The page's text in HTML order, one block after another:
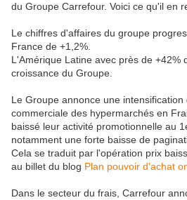
du Groupe Carrefour. Voici ce qu'il en
Le chiffres d'affaires du groupe
France de +1,2%.
L'Amérique Latine avec près de +42%
croissance du Groupe.
Le Groupe annonce une intensification
commerciale des hypermarchés en
baissé leur activité promotionnelle au
notamment une forte baisse de
Cela se traduit par l'opération prix
au billet du blog Plan pouvoir d'achat
Dans le secteur du frais, Carrefour